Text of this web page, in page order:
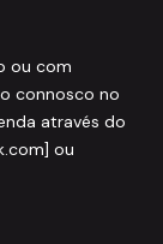
ou com
connosco no
através do
ou